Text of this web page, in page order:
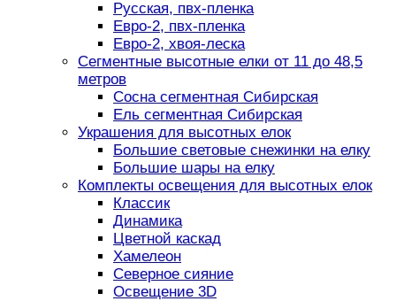
Русская, пвх-пленка
Евро-2, пвх-пленка
Евро-2, хвоя-леска
Сегментные высотные елки от 11 до 48,5
метров
Сосна сегментная Сибирская
Ель сегментная Сибирская
Украшения для высотных елок
Большие световые снежинки на елку
Большие шары на елку
Комплекты освещения для высотных елок
Классик
Динамика
Цветной каскад
Хамелеон
Северное сияние
Освещение 3D